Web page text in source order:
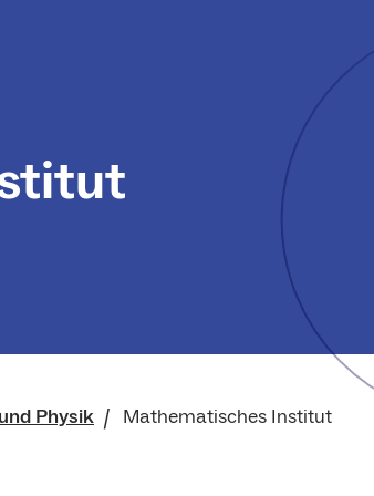
Physik Mathematisches Institut